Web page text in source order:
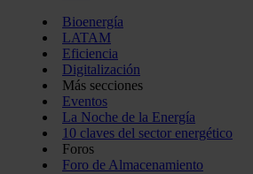
Bioenergía
LATAM
Eficiencia
Digitalización
Más secciones
Eventos
La Noche de la Energía
10 claves del sector energético
Foros
Foro de Almacenamiento